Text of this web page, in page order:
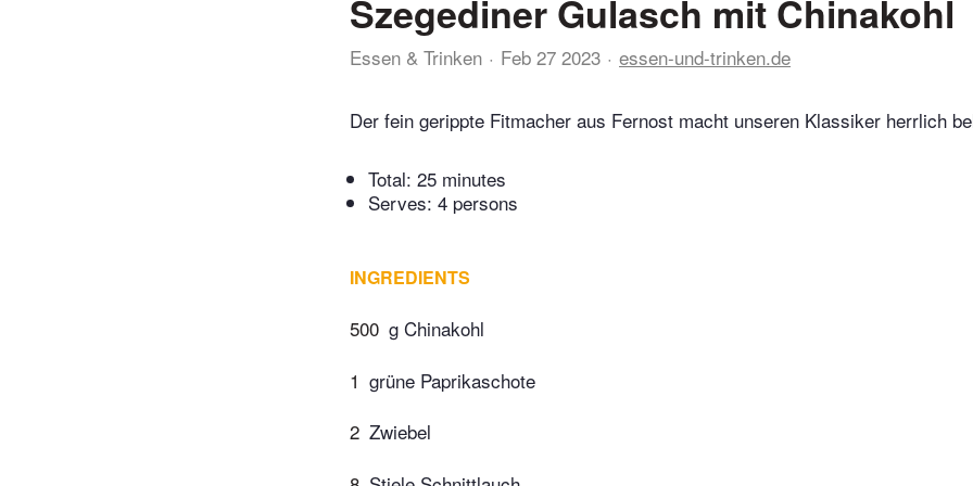
Szegediner Gulasch mit Chinakohl
Essen & Trinken Feb 27 2023 essen-und-trinken.de
Der fein gerippte Fitmacher aus Fernost macht unseren Klassiker herrlich
Total: 25 minutes
Serves: 4 persons
INGREDIENTS
500 g Chinakohl
1 grüne Paprikaschote
2 Zwiebel